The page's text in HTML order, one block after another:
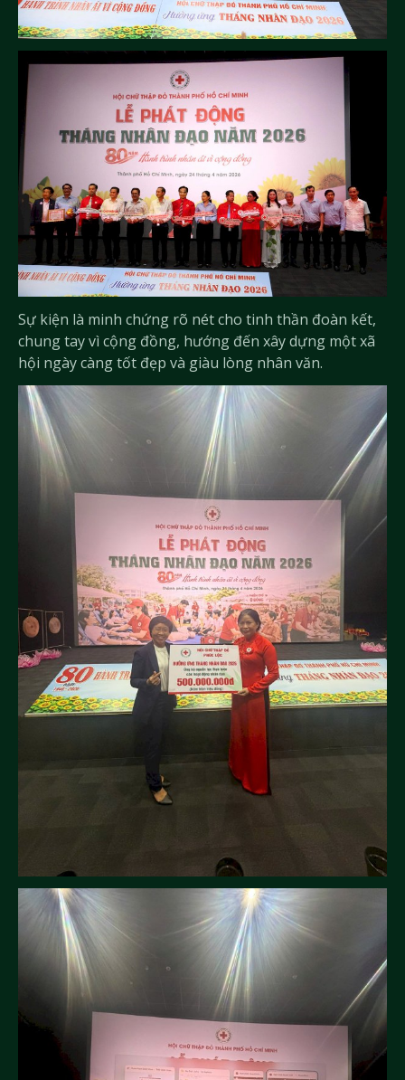
Sự kiện là minh chứng rõ nét cho tinh thần đoàn kết,
chung tay vì cộng đồng, hướng đến xây dựng một xã
hội ngày càng tốt đẹp và giàu lòng nhân văn.